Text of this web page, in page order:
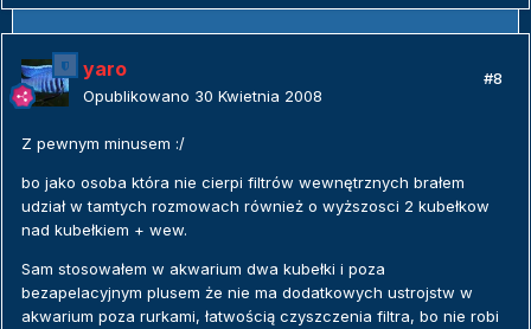
yaro
Opublikowano 30 Kwietnia 2008
#8
Z pewnym minusem :/
bo jako osoba która nie cierpi filtrów wewnętrznych brałem
udział w tamtych rozmowach również o wyższosci 2 kubełkow
nad kubełkiem + wew.
Sam stosowałem w akwarium dwa kubełki i poza
bezapelacyjnym plusem że nie ma dodatkowych ustrojstw w
akwarium poza rurkami, łatwością czyszczenia filtra, bo nie robi